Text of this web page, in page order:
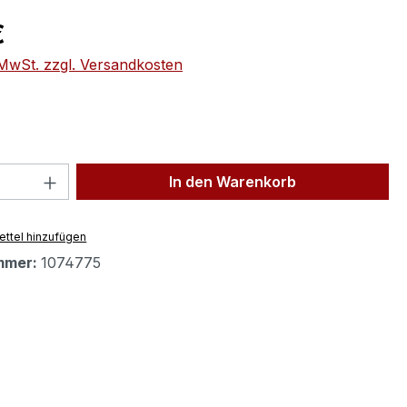
zzgl. Versandkosten
Anzahl: Gib den gewünschten Wert
In den Warenkorb
hinzufügen
1074775